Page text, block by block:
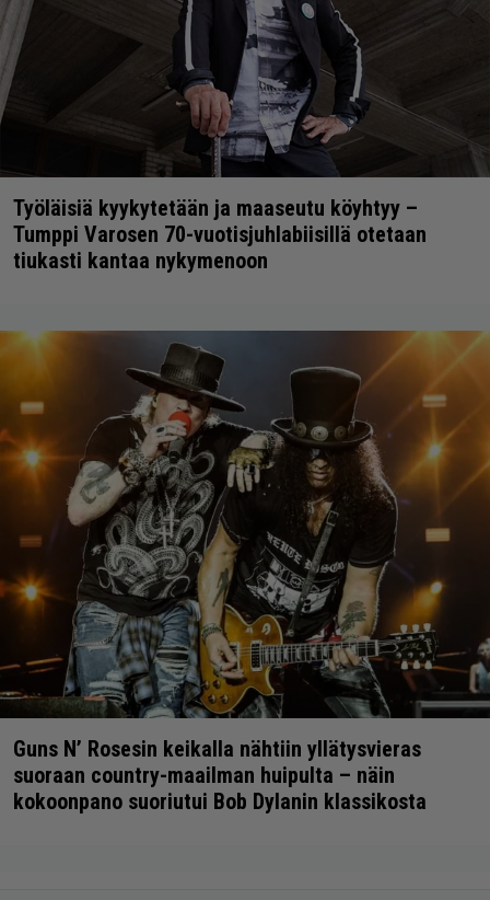
Työläisiä kyykytetään ja maaseutu köyhtyy –
Tumppi Varosen 70-vuotisjuhlabiisillä otetaan
tiukasti kantaa nykymenoon
Guns N’ Rosesin keikalla nähtiin yllätysvieras
suoraan country-maailman huipulta – näin
kokoonpano suoriutui Bob Dylanin klassikosta